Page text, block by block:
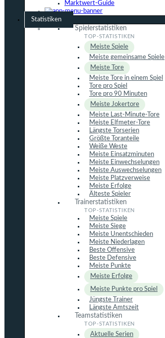
Marktwert-Guide
Statistiken
Spielerstatistiken
Meiste Spiele
Meiste gemeinsame Spiele
Meiste Tore
Meiste Tore in einem Spiel
Tore pro Spiel
Tore pro 90 Minuten
Meiste Jokertore
Meiste Last-Minute-Tore
Meiste Elfmeter-Tore
Längste Torserien
Größte Toranteile
Weiße Weste
Meiste Einsatzminuten
Meiste Einwechselungen
Meiste Auswechselungen
Meiste Platzverweise
Meiste Erfolge
Älteste Spieler
Trainerstatistiken
Meiste Spiele
Meiste Siege
Meiste Unentschieden
Meiste Niederlagen
Beste Offensive
Beste Defensive
Meiste Punkte
Meiste Erfolge
Meiste Punkte pro Spiel
Jüngste Trainer
Längste Amtszeit
Teamstatistiken
Aktuelle Serien